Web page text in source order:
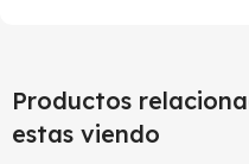
Productos
estas viendo